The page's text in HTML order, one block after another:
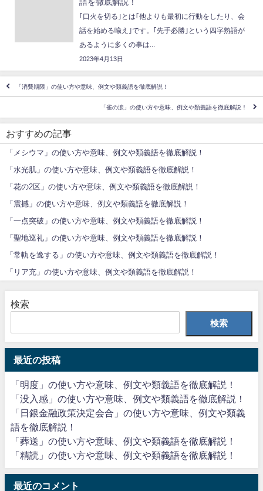
語を徹底解説！
｢口火を切る｣とは｢他よりも最初に行動をしたり、会
話を始める喩え｣です。｢先手必勝｣という四字熟語が
あるように多くの事は...
2023年4月13日
「消費期限」の使い方や意味、例文や類義語を徹底解説！
「雀の涙」の使い方や意味、例文や類義語を徹底解説！
おすすめの記事
「メシウマ」の使い方や意味、例文や類義語を徹底解説！
「水光肌」の使い方や意味、例文や類義語を徹底解説！
「花の2区」の使い方や意味、例文や類義語を徹底解説！
「震撼」の使い方や意味、例文や類義語を徹底解説！
「一点突破」の使い方や意味、例文や類義語を徹底解説！
「聖地巡礼」の使い方や意味、例文や類義語を徹底解説！
「常軌を逸する」の使い方や意味、例文や類義語を徹底解説！
「リア充」の使い方や意味、例文や類義語を徹底解説！
検索
検索
最近の投稿
「明度」の使い方や意味、例文や類義語を徹底解説！
「没入感」の使い方や意味、例文や類義語を徹底解説！
「日銀金融政策決定会合」の使い方や意味、例文や類義
語を徹底解説！
「葬送」の使い方や意味、例文や類義語を徹底解説！
「精読」の使い方や意味、例文や類義語を徹底解説！
最近のコメント